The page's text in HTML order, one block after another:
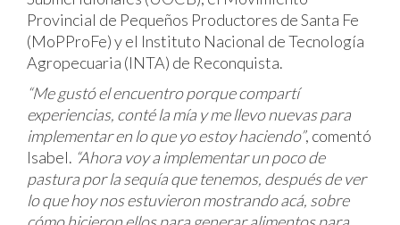
Provincial de Pequeños Productores de Santa Fe
(MoPProFe) y el Instituto Nacional de Tecnología
Agropecuaria (INTA) de Reconquista.
“Me gustó el encuentro porque compartí
experiencias, conté la mía y me llevo nuevas para
implementar en lo que yo estoy haciendo”, comentó
Isabel. “Ahora voy a implementar un poco de
pastura por la sequía que tenemos, después de ver
lo que hoy nos estuvieron mostrando acá, sobre